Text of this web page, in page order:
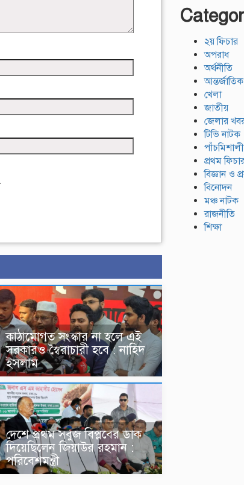
কাঠামোগত সংস্কার না হলে এই
সরকারও স্বৈরাচারী হবে : নাহিদ
ইসলাম
দেশে প্রথম সবুজ বিপ্লবের ডাক
দিয়েছিলেন জিয়াউর রহমান :
পরিবেশমন্ত্রী
২য় ফিচার
অপরাধ
অর্থনীতি
আন্তর্জাতিক
খেলা
জাতীয়
জেলার
টিভি নাটক
পাঁচমিশালী
প্রথম
বিজ্ঞান ও
বিনোদন
মঞ্চ নাটক
রাজনীতি
শিক্ষা